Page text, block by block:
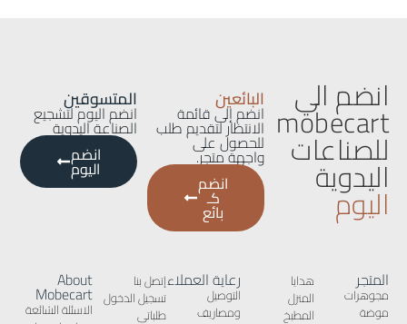
انضم الي
mobecart
للصناعات
اليدوية
اليوم
البائعين
انضم إلى قائمة
الانتظار لتقديم طلب
للحصول على
واجهة متجر.
انضم
كـ
بائع
المتسوقين
انضم اليوم لتشجيع
الصناعة اليدوية
انضم
اليوم
المتجر
مجوهرات
موضة
هدايا
المنزل
المطبخ
رعاية العملاء
التوصيل
ومصاريف
إتصل بنا
تسجيل الدخول
طلباتى
About
Mobecart
الاسئلة الشائعة